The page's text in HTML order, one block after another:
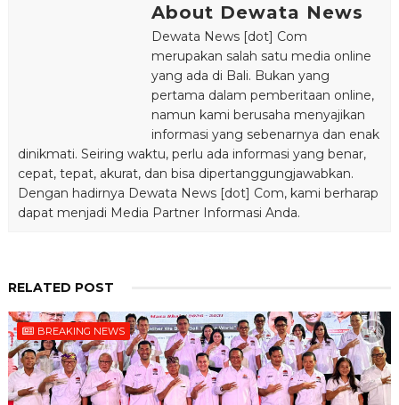
About Dewata News
Dewata News [dot] Com
merupakan salah satu media online
yang ada di Bali. Bukan yang
pertama dalam pemberitaan online,
namun kami berusaha menyajikan
informasi yang sebenarnya dan enak
dinikmati. Seiring waktu, perlu ada informasi yang benar,
cepat, tepat, akurat, dan bisa dipertanggungjawabkan.
Dengan hadirnya Dewata News [dot] Com, kami berharap
dapat menjadi Media Partner Informasi Anda.
RELATED POST
BREAKING NEWS